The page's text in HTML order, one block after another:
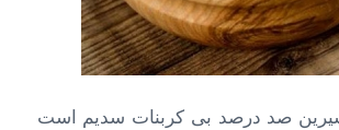
صد درصد بی کربنات سدیم است